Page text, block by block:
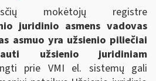
mokėtojų registre
juridinio asmens vadovas
asmuo yra užsienio piliečiai
užsienio juridiniam
prie VMI el. sistemų gali